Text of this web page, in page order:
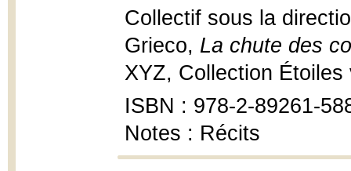
Collectif sous la
Grieco, La chute des
XYZ, Collection
ISBN : 978-2-89261-
Notes : Récits